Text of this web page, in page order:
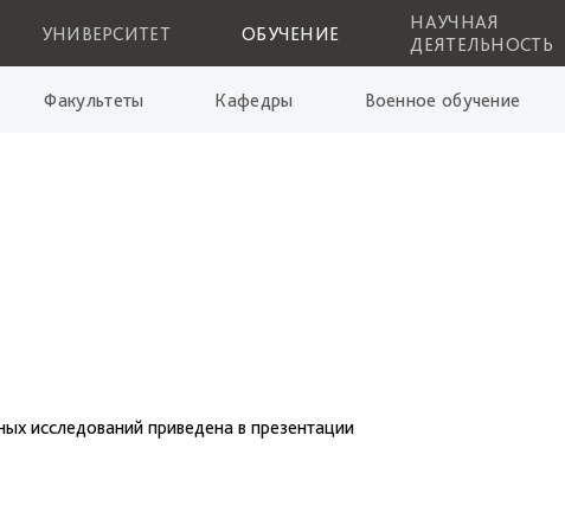
УНИВЕРСИТЕТ ОБУЧЕНИЕ
НАУЧНАЯ
ДЕЯТЕЛЬНОСТЬ
Факультеты Кафедры Военное обучение
исследований приведена в презентации